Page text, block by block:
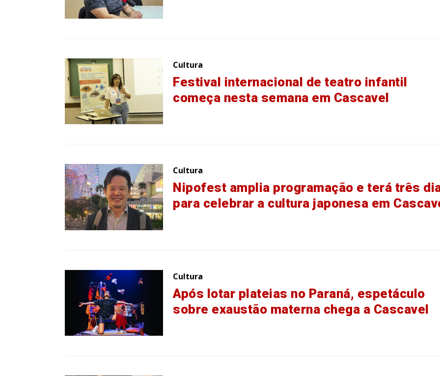
Cultura
Festival internacional de teatro infantil
começa nesta semana em Cascavel
Cultura
Nipofest amplia programação e terá três
para celebrar a cultura japonesa em
Cultura
Após lotar plateias no Paraná, espetáculo
sobre exaustão materna chega a Cascavel